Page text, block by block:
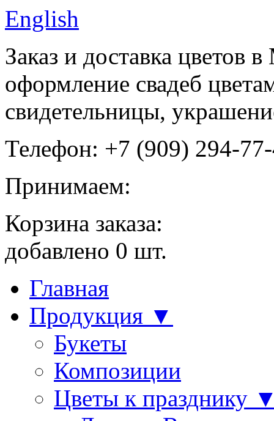
English
Заказ и доставка
оформление свадеб
свидетельницы,
Телефон: +7 (909) 294-
Принимаем:
Корзина заказа:
добавлено 0 шт.
Главная
Продукция ▼
Букеты
Композиции
Цветы к празднику